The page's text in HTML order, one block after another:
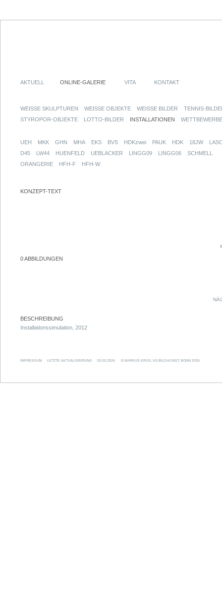
AKTUELL ONLINE-GALERIE VITA KONTAKT
WEISSE SKULPTUREN WEISSE OBJEKTE WEISSE BILDER
TENNIS-
STYROPOR-OBJEKTE
LOTTO-BILDER INSTALLATIONEN WETTBEWERBE
UEH MKK GHN MHA EKS BVS HDKzwei PAUK HDK 18JW
D45
LW44 HUENFELD UEBLACKER LINGG09 LINGG06
SCHMELL
ORANGERIE
HFH-F HFH-W
KONZEPT-TEXT
0 ABBILDUNGEN
BESCHREIBUNG
Installationssimulation, 2012
IMPRESSUM LETZTE AKTUALISIERUNG 03.03.2026 © MARKUS KRUG, VG BILD-KUNST, BONN 2026